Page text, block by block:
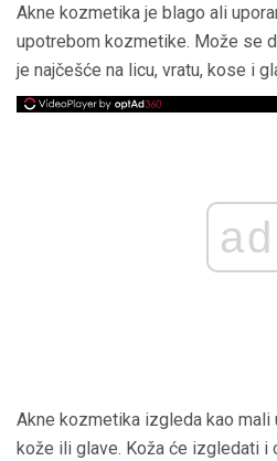
Akne kozmetika je blago ali
upotrebom kozmetike. Može se
je najčešće na licu, vratu, kose i
ad
Akne kozmetika izgleda kao mali
kože ili glave. Koža će izgledati i